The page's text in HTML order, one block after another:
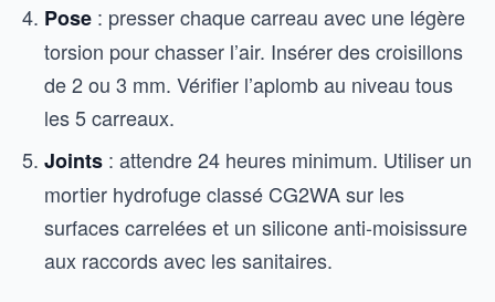
Pose : presser chaque carreau avec une légère
torsion pour chasser l’air. Insérer des croisillons
de 2 ou 3 mm. Vérifier l’aplomb au niveau tous
les 5 carreaux.
Joints : attendre 24 heures minimum. Utiliser un
mortier hydrofuge classé CG2WA sur les
surfaces carrelées et un silicone anti-moisissure
aux raccords avec les sanitaires.